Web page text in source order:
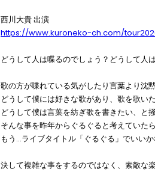
西川大貴 出演
https://www.kuroneko-ch.com/
どうして人は喋るのでしょう？どうして人
歌の方が喋れている気がしたり言葉より沈
どうして僕には好きな歌があり、歌を歌い
どうして僕は言葉を紡ぎ歌を書きたい、と
そんな事を昨年からぐるぐると考えていた
もう…ライブタイトル「ぐるぐる」でいい
決して複雑な事をするのではなく、素敵な